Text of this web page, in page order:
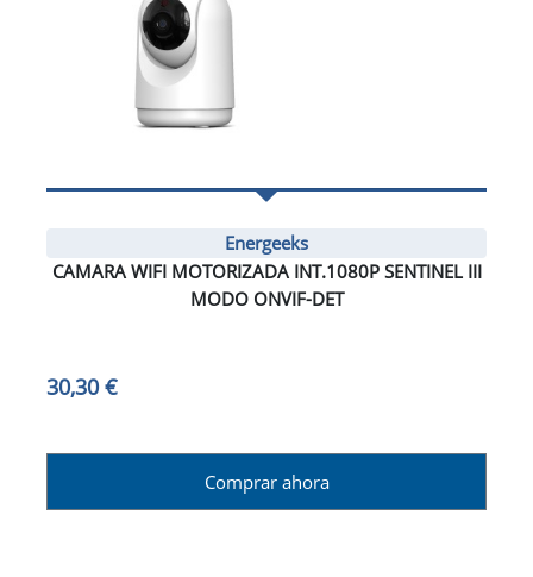
Energeeks
CAMARA WIFI MOTORIZADA INT.1080P SENTINEL III
MODO ONVIF-DET
30,30 €
Comprar ahora